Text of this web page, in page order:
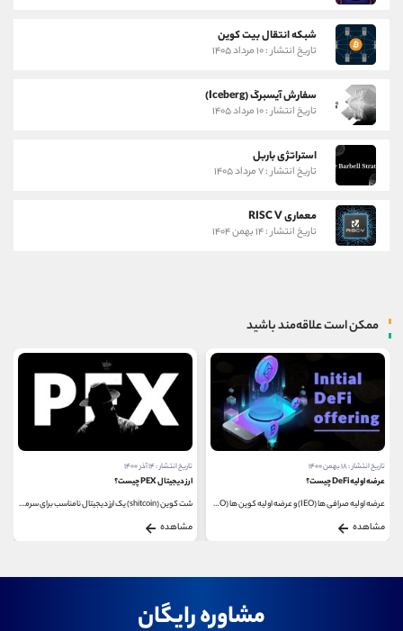
شبکه انتقال بیت کوین
تاریخ انتشار : ۱۰ مرداد ۱۴۰۵
سفارش آیسبرگ (Iceberg)
تاریخ انتشار : ۱۰ مرداد ۱۴۰۵
استراتژی باربل
تاریخ انتشار : ۷ مرداد ۱۴۰۵
معماری RISC V
تاریخ انتشار : ۱۴ بهمن ۱۴۰۴
ممکن است علاقه‌مند باشید
تاریخ انتشار : ۱۴ آذر ۱۴۰۰
ارز دیجیتال PEX چیست؟
شت کوین (shitcoin) یک ارز دیجیتال نامناسب برای سرمایه...
مشاهده
تاریخ انتشار : ۱۲ خرداد ۱۴۰۰
آموزش خرید و فروش ارز دیجیتال استورج
در این مقاله به برسی خرید و فروش ارز دیجیتال استورج...
مشاهده
مشاوره رایگان